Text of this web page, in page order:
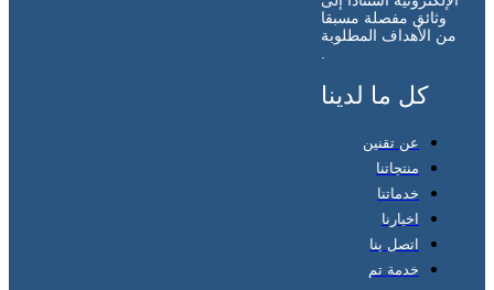
وثائق مفصلة مسبقا
من الأهداف المطلوبة
كل ما لدينا
عن تقنين
منتجاتنا
خدماتنا
اخبارنا
اتصل بنا
خدمة تم